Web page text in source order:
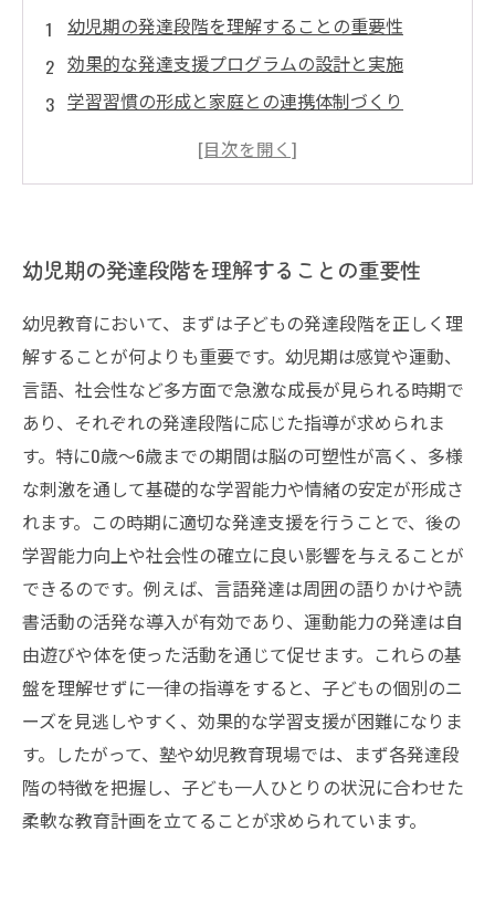
幼児期の発達段階を理解することの重要性
効果的な発達支援プログラムの設計と実施
学習習慣の形成と家庭との連携体制づくり
多様な学習環境の提供による学習意欲の向上
幼児期の発達段階を理解することの重要性
幼児教育において、まずは子どもの発達段階を正しく理
解することが何よりも重要です。幼児期は感覚や運動、
言語、社会性など多方面で急激な成長が見られる時期で
あり、それぞれの発達段階に応じた指導が求められま
す。特に0歳～6歳までの期間は脳の可塑性が高く、多様
な刺激を通して基礎的な学習能力や情緒の安定が形成さ
れます。この時期に適切な発達支援を行うことで、後の
学習能力向上や社会性の確立に良い影響を与えることが
できるのです。例えば、言語発達は周囲の語りかけや読
書活動の活発な導入が有効であり、運動能力の発達は自
由遊びや体を使った活動を通じて促せます。これらの基
盤を理解せずに一律の指導をすると、子どもの個別のニ
ーズを見逃しやすく、効果的な学習支援が困難になりま
す。したがって、塾や幼児教育現場では、まず各発達段
階の特徴を把握し、子ども一人ひとりの状況に合わせた
柔軟な教育計画を立てることが求められています。